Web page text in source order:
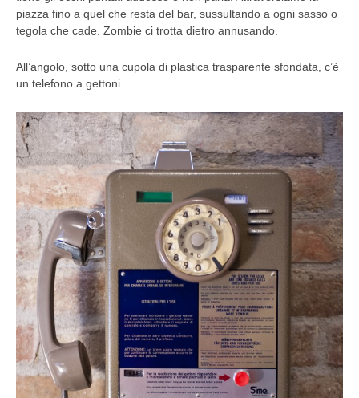
piazza fino a quel che resta del bar, sussultando a ogni sasso o
tegola che cade. Zombie ci trotta dietro annusando.
All’angolo, sotto una cupola di plastica trasparente sfondata, c’è
un telefono a gettoni.